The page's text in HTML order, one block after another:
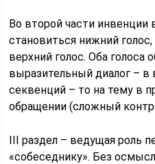
Во второй части инвенции
становиться нижний
верхний голос. Оба голоса
выразительный диалог – в
секвенций – то на тему в
обращении (сложный
III раздел – ведущая роль
«собеседнику». Без